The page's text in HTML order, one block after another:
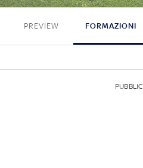
PREVIEW FORMAZIONI